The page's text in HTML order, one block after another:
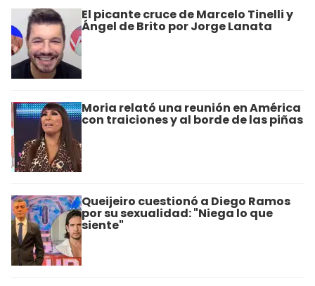
El picante cruce de Marcelo Tinelli y
Ángel de Brito por Jorge Lanata
Moria relató una reunión en América
con traiciones y al borde de las piñas
Queijeiro cuestionó a Diego Ramos
por su sexualidad: "Niega lo que
siente"